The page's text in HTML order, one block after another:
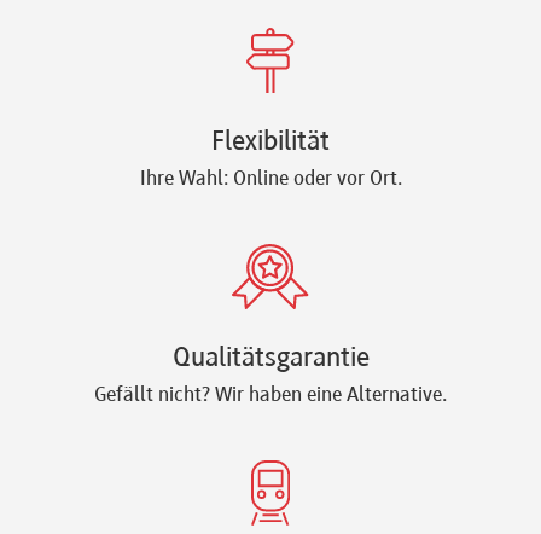
Flexibilität
Ihre Wahl: Online oder vor Ort.
Qualitätsgarantie
Gefällt nicht? Wir haben eine Alternative.